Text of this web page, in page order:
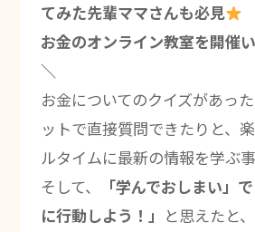
てみた先輩ママさんも必見
お金のオンライン教室を開催
＼
お金についてのクイズがあっ
ットで直接質問できたりと、
ルタイムに最新の情報を学ぶ事
そして、
「学んでおしまい」
に行動しよう！」 と思えたと